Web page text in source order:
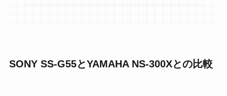
SONY SS-G55とYAMAHA NS-300Xとの比較